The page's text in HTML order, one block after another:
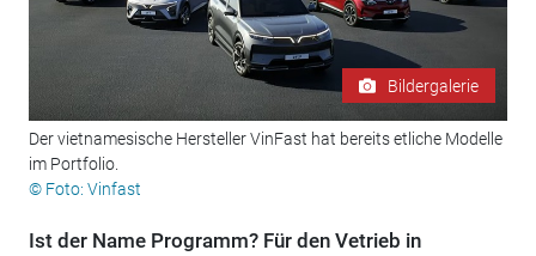
Bildergalerie
Der vietnamesische Hersteller VinFast hat bereits etliche Modelle
im Portfolio.
© Foto: Vinfast
Ist der Name Programm? Für den Vetrieb in